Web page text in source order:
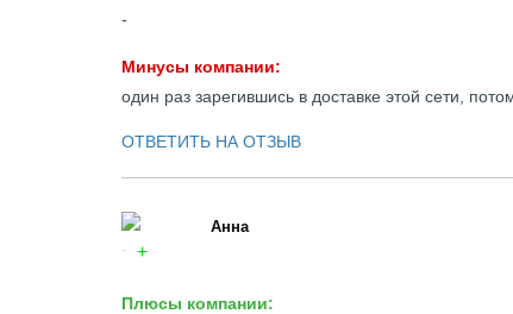
-
Минусы компании:
один раз зарегившись в доставке этой сети,
ОТВЕТИТЬ НА ОТЗЫВ
Анна
Плюсы компании: